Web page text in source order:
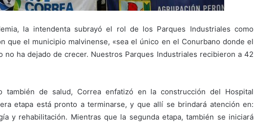
la intendenta subrayó el rol de los Parques Industriales como
que el municipio malvinense, «sea el único en el Conurbano donde el
ha dejado de crecer. Nuestros Parques Industriales recibieron a 42
también de salud, Correa enfatizó en la construcción del Hospital
etapa está pronto a terminarse, y que allí se brindará atención en:
y rehabilitación. Mientras que la segunda etapa, también se iniciará